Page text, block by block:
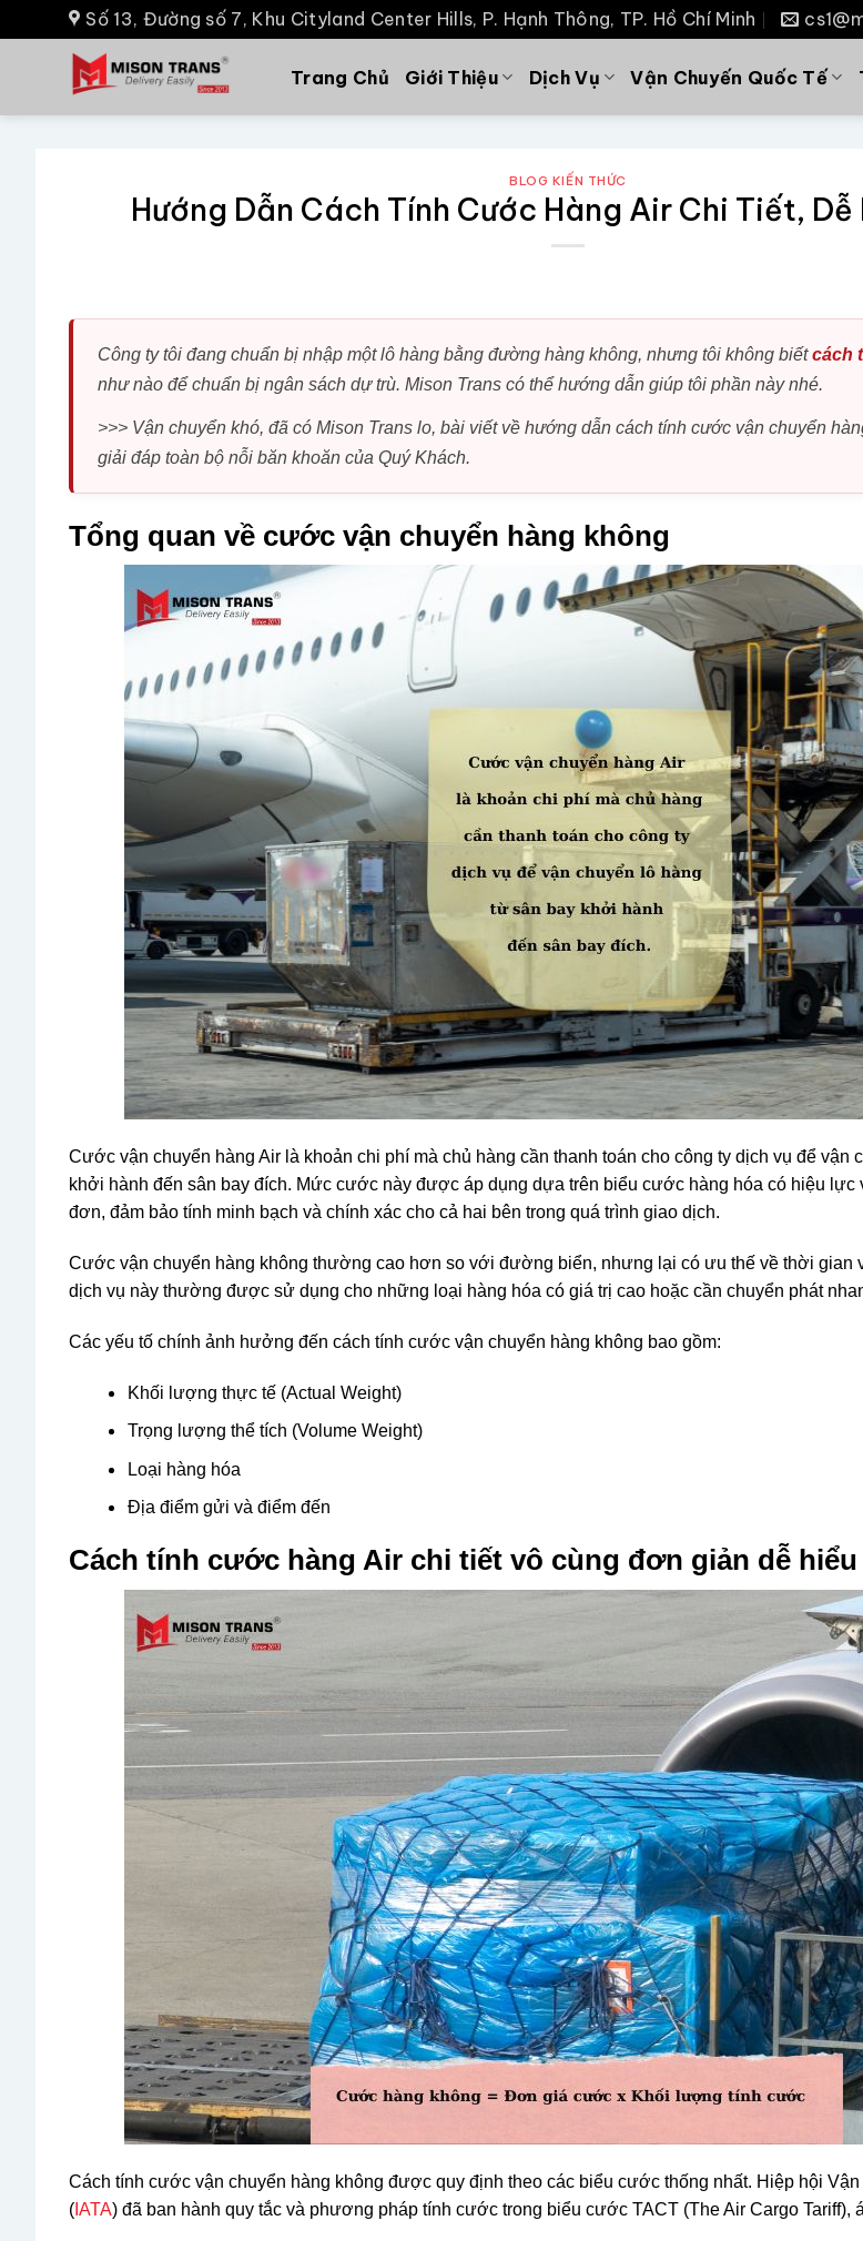
Số 13, Đường số 7, Khu Cityland Center Hills, P. Hạnh Thông, TP. Hồ Chí Minh
Trang Chủ Giới Thiệu Dịch Vụ Vận Chuyến Quốc Tế
BLOG KIẾN THỨC
Hướng Dẫn Cách Tính Cước Hàng Air Chi Tiết, Dễ
Công ty tôi đang chuẩn bị nhập một lô hàng bằng đường hàng không, nhưng tôi không biếtcách
như nào để chuẩn bị ngân sách dự trù. Mison Trans có thể hướng dẫn giúp tôi phần này nhé.
>>> Vận chuyển khó, đã có Mison Trans lo, bài viết về hướng dẫn cách tính cước vận chuyển
giải đáp toàn bộ nỗi băn khoăn của Quý Khách.
Tổng quan về cước vận chuyển hàng không
Cước vận chuyển hàng Air là khoản chi phí mà chủ hàng cần thanh toán cho công ty dịch vụ để vận
khởi hành đến sân bay đích. Mức cước này được áp dụng dựa trên biểu cước hàng hóa có hiệu lực
đơn, đảm bảo tính minh bạch và chính xác cho cả hai bên trong quá trình giao dịch.
Cước vận chuyển hàng không thường cao hơn so với đường biển, nhưng lại có ưu thế về thời gian
dịch vụ này thường được sử dụng cho những loại hàng hóa có giá trị cao hoặc cần chuyển phát
Các yếu tố chính ảnh hưởng đến cách tính cước vận chuyển hàng không bao gồm:
Khối lượng thực tế (Actual Weight)
Trọng lượng thể tích (Volume Weight)
Loại hàng hóa
Địa điểm gửi và điểm đến
Cách tính cước hàng Air chi tiết vô cùng đơn giản dễ hiểu
Cách tính cước vận chuyển hàng không được quy định theo các biểu cước thống nhất. Hiệp hội
( IATA) đã ban hành quy tắc và phương pháp tính cước trong biểu cước TACT (The Air Cargo Tariff),